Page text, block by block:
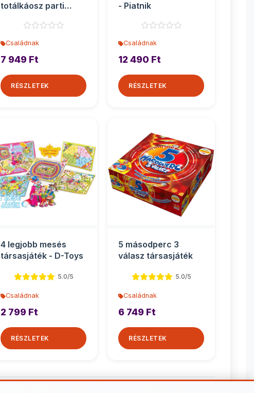
totálkáosz parti
Családnak
7 949 Ft
RÉSZLETEK
- Piatnik
Családnak
12 490 Ft
RÉSZLETEK
4 legjobb mesés
társasjáték - D-Toys
5.0/5
Családnak
2 799 Ft
RÉSZLETEK
5 másodperc 3
válasz társasjáték
5.0/5
Családnak
6 749 Ft
RÉSZLETEK